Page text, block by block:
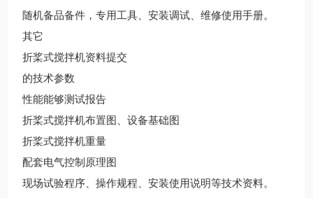
随机备品备件，专用工具、安装调试、维修使用手册。
其它
折桨式搅拌机资料提交
的技术参数
性能能够测试报告
折桨式搅拌机布置图、设备基础图
折桨式搅拌机重量
配套电气控制原理图
现场试验程序、操作规程、安装使用说明等技术资料。